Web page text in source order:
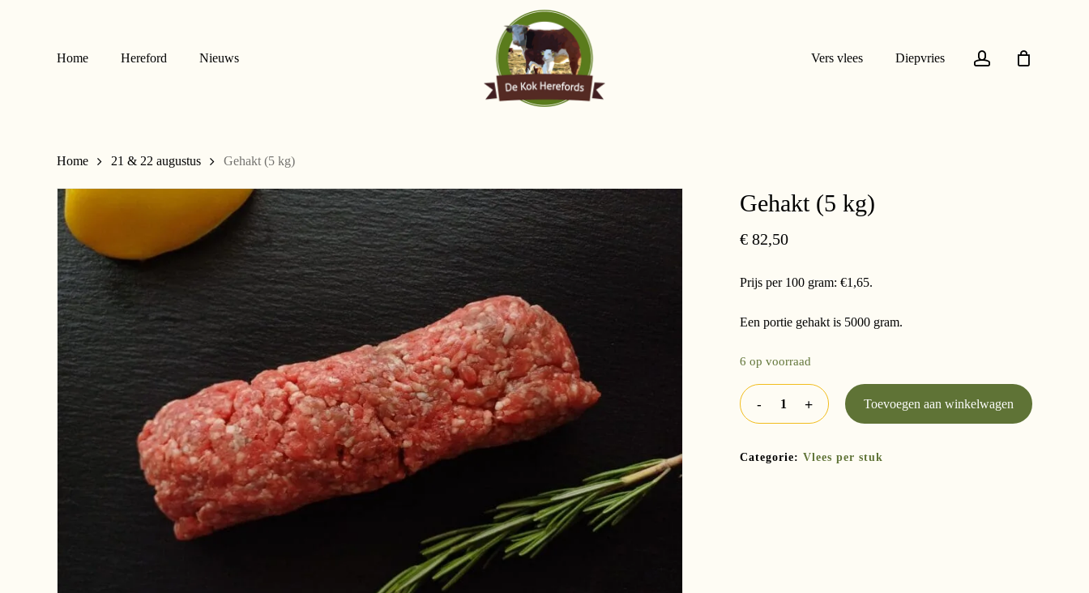
Home Hereford Nieuws Vers vlees Diepvries account
Home 21 & 22 augustus Gehakt (5 kg)
Gehakt (5 kg)
€82,50
Prijs per 100 gram: €1,65.
Een portie gehakt is 5000 gram.
6 op voorraad
Toevoegen aan winkelwagen
Categorie: Vlees per stuk